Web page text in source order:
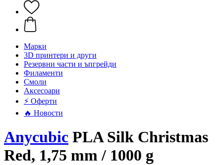
Mарки
3D принтери и други
Резервни части и ъпгрейди
Филаменти
Смоли
Аксесоари
⚡ Оферти
🔥 Новости
Anycubic PLA Silk Christmas
Red, 1,75 mm / 1000 g